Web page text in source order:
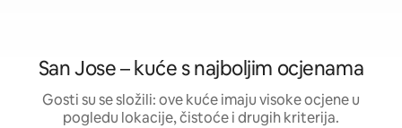
San Jose – kuće s najboljim ocjenama
Gosti su se složili: ove kuće imaju visoke ocjene u
pogledu lokacije, čistoće i drugih kriterija.